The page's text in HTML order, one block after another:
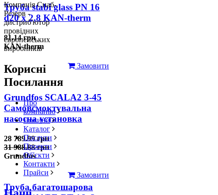
Труба stabi glass PN 16
d20 х 2,8 KAN-therm
81.14 грн
KAN-therm
Замовити
Grundfos SCALA2 3-45
Самовсмоктувальна
насосна установка
28 789.99 грн
31 988.88 грн
Grundfos
Замовити
Труба багатошарова
Компанія Снаб-
Резерв -
дистриб'ютор
провідних
європейських
виробників
Корисні
Посилання
Про
компанію
Новини
Каталог
Послуги
Проекти
Об'єкти
Контакти
Прайси